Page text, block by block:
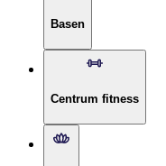
Basen
Centrum fitness